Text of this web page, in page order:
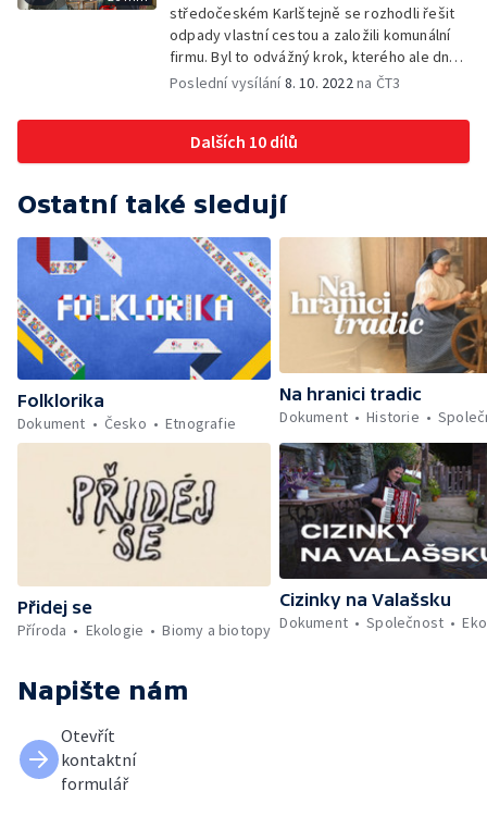
středočeském Karlštejně se rozhodli řešit
odpady vlastní cestou a založili komunální
firmu. Byl to odvážný krok, kterého ale dnes
nelitují.
Poslední vysílání8. 10. 2022na ČT3
Dalších 10 dílů
Ostatní také sledují
Folklorika
Dokument
Česko Etnografie
Na hranici tradic
Dokument
Historie
Přidej se
Příroda
Ekologie Biomy a biotopy
Cizinky na Valašsku
Dokument
Společnost
Napište nám
Otevřít
kontaktní
formulář